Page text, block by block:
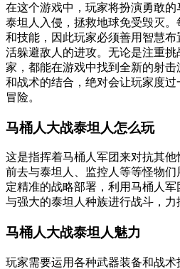
在这个游戏中，玩家将扮演勇敢
泰坦人入侵，拯救地球免受毁灭
和技能，因此玩家必须善用智慧
活躲避敌人的进攻。无论是注重
家，都能在游戏中找到全新的射
和战术的结合，绝对会让玩家度
冒险。
马桶人大战泰坦人怎么玩
这是指挥着马桶人军团来对抗其他
前去与泰坦人、监控人等等怪物们
定精准的战略部署，利用马桶人军
与强大的泰坦人种族进行战斗，力
马桶人大战泰坦人魅力
玩家需要运用各种武器装备和战